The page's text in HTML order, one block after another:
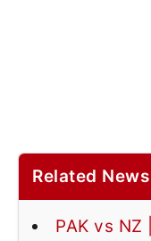
Related
PAK vs NZ |